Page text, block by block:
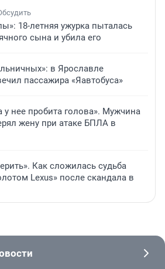
18-летняя ужурка пыталась
сына и убила его
в Ярославле
пассажира «Яавтобуса»
у нее пробита голова». Мужчина
жену при атаке БПЛА в
Как сложилась судьба
Lexus» после скандала в